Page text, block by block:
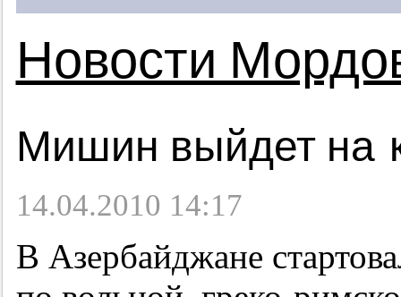
Новости
Мишин выйдет на
14.04.2010 14:17
В Азербайджане